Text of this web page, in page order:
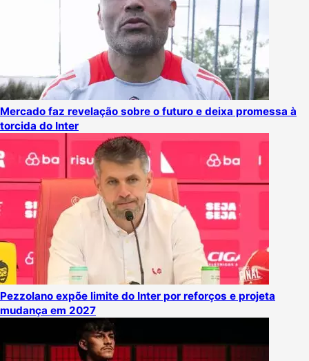
Mercado faz revelação sobre o futuro e deixa promessa à
torcida do Inter
Pezzolano expõe limite do Inter por reforços e projeta
mudança em 2027